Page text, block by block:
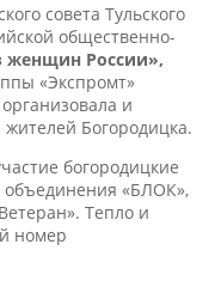
совета Тульского
общественно-
женщин России»,
«Экспромт»
и
Богородицка.
богородицкие
«БЛОК»,
Тепло и
номер